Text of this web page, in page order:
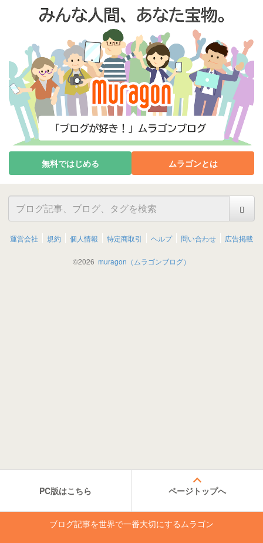
無料ではじめる ムラゴンとは
運営会社 規約 個人情報 特定商取引 ヘルプ 問い合わせ 広告掲載
©2026 muragon（ムラゴンブログ）
PC版はこちら ページトップへ
ブログ記事を世界で一番大切にするムラゴン